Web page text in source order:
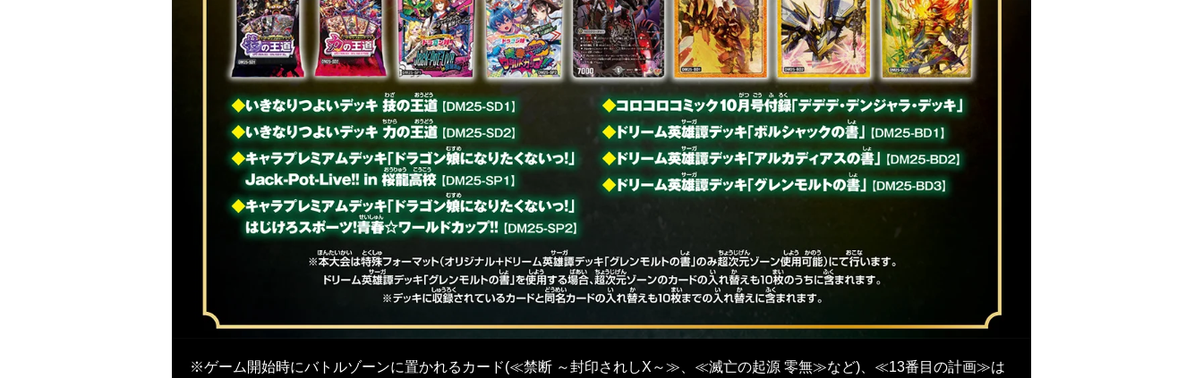
※ゲーム開始時にバトルゾーンに置かれるカード(≪禁断 ～封印されしX～≫、≪滅亡の起源 零無≫など)、≪13番目の計画≫は